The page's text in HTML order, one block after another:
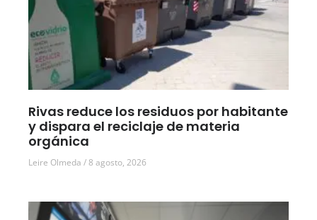
Rivas reduce los residuos por habitante
y dispara el reciclaje de materia
orgánica
Leire Olmeda 8 agosto, 2026